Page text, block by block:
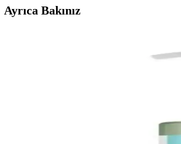
Ayrıca Bakınız
Yves Rocher'in detoks etkili, hafif yapılı fondöteni,
İnci Ağda ailesinin doğal içeriklere sahip çeşitli
Akneye Karşı En Etkili Temizleyici
Akneye eğilimli ciltler için uygun temizleyiciler, etkili